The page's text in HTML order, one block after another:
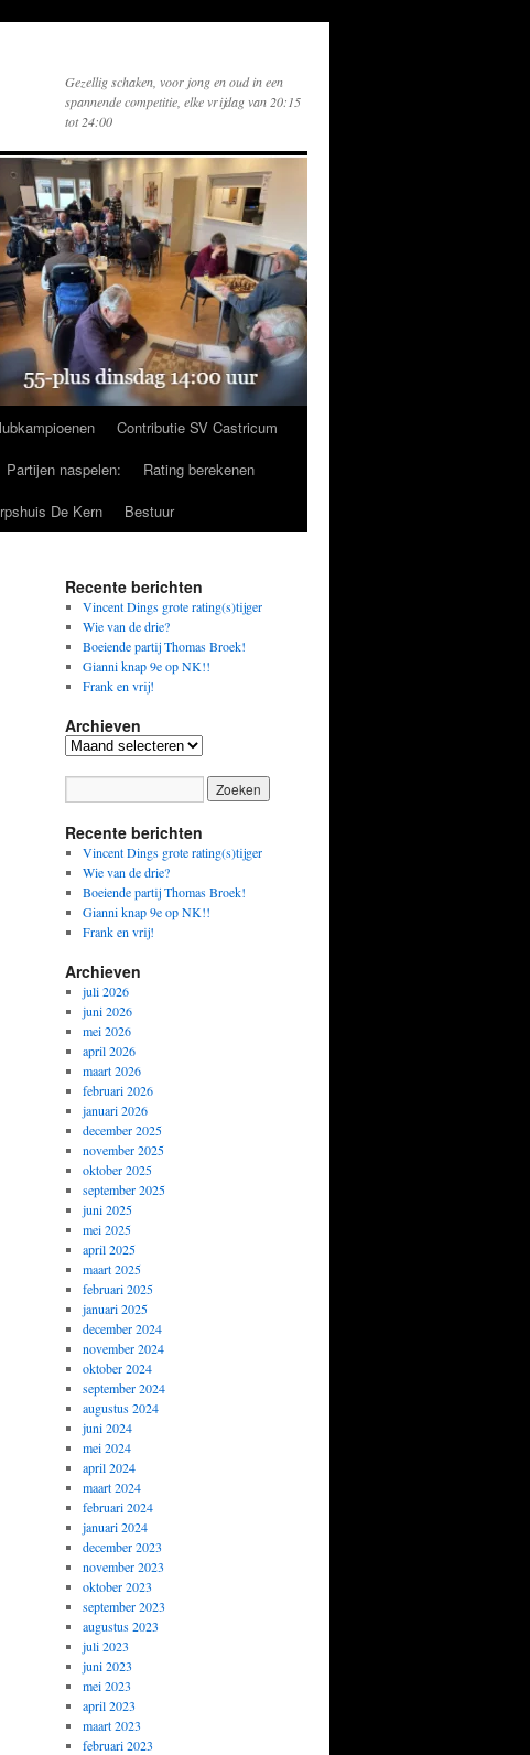
Gezellig schaken, voor jong en oud in een
spannende competitie, elke vrijdag van 20:15
tot 24:00
Contributie SV Castricum
Partijen naspelen:
Rating berekenen
De Kern Bestuur
Recente berichten
Vincent Dings grote rating(s)tijger
Wie van de drie?
Boeiende partij Thomas Broek!
Gianni knap 9e op NK!!
Frank en vrij!
Archieven
Archieven
Recente berichten
Vincent Dings grote rating(s)tijger
Wie van de drie?
Boeiende partij Thomas Broek!
Gianni knap 9e op NK!!
Frank en vrij!
Archieven
juli 2026
juni 2026
mei 2026
april 2026
maart 2026
februari 2026
januari 2026
december 2025
november 2025
oktober 2025
september 2025
juni 2025
mei 2025
april 2025
maart 2025
februari 2025
januari 2025
december 2024
november 2024
oktober 2024
september 2024
augustus 2024
juni 2024
mei 2024
april 2024
maart 2024
februari 2024
januari 2024
december 2023
november 2023
oktober 2023
september 2023
augustus 2023
juli 2023
juni 2023
mei 2023
april 2023
maart 2023
februari 2023